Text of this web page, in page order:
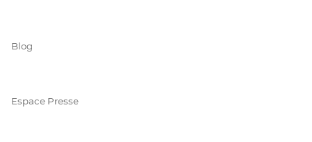
Blog
Espace Presse